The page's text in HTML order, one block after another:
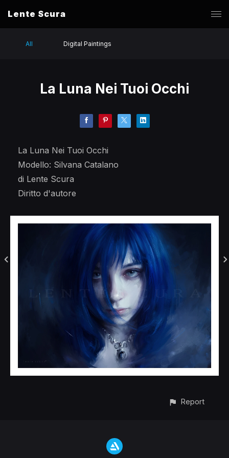
Lente Scura
All Digital Paintings
La Luna Nei Tuoi Occhi
La Luna Nei Tuoi Occhi
Modello: Silvana Catalano
di Lente Scura
Diritto d'autore
Report